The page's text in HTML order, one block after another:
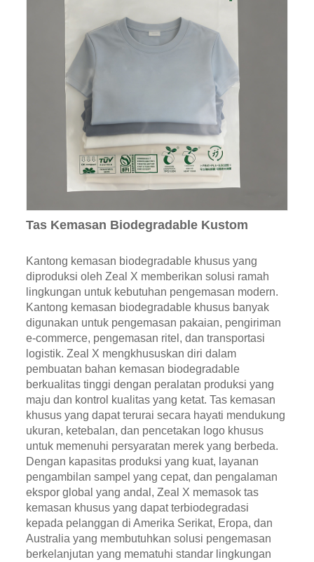
Tas Kemasan Biodegradable Kustom
Kantong kemasan biodegradable khusus yang
diproduksi oleh Zeal X memberikan solusi ramah
lingkungan untuk kebutuhan pengemasan modern.
Kantong kemasan biodegradable khusus banyak
digunakan untuk pengemasan pakaian, pengiriman
e-commerce, pengemasan ritel, dan transportasi
logistik. Zeal X mengkhususkan diri dalam
pembuatan bahan kemasan biodegradable
berkualitas tinggi dengan peralatan produksi yang
maju dan kontrol kualitas yang ketat. Tas kemasan
khusus yang dapat terurai secara hayati mendukung
ukuran, ketebalan, dan pencetakan logo khusus
untuk memenuhi persyaratan merek yang berbeda.
Dengan kapasitas produksi yang kuat, layanan
pengambilan sampel yang cepat, dan pengalaman
ekspor global yang andal, Zeal X memasok tas
kemasan khusus yang dapat terbiodegradasi
kepada pelanggan di Amerika Serikat, Eropa, dan
Australia yang membutuhkan solusi pengemasan
berkelanjutan yang mematuhi standar lingkungan